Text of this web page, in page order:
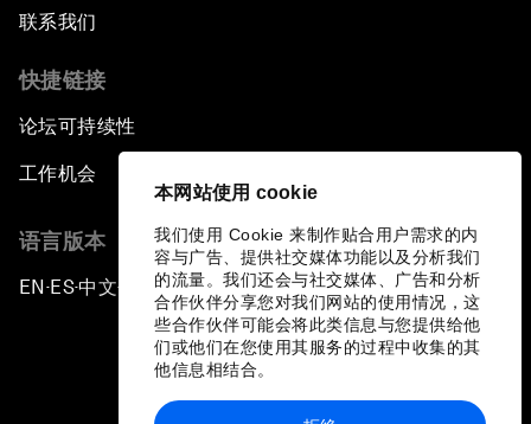
本网站使用 cookie
我们使用 Cookie 来制作贴合用户需求的内
容与广告、提供社交媒体功能以及分析我们
的流量。我们还会与社交媒体、广告和分析
合作伙伴分享您对我们网站的使用情况，这
些合作伙伴可能会将此类信息与您提供给他
们或他们在您使用其服务的过程中收集的其
他信息相结合。
联系我们
快捷链接
论坛可持续性
工作机会
语言版本
EN ▪ES▪中文▪ 日本語